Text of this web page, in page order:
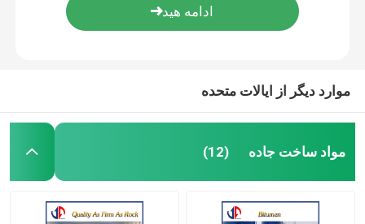
موارد دیگر از ایالات متحده
مواد ساخت جاده (12)